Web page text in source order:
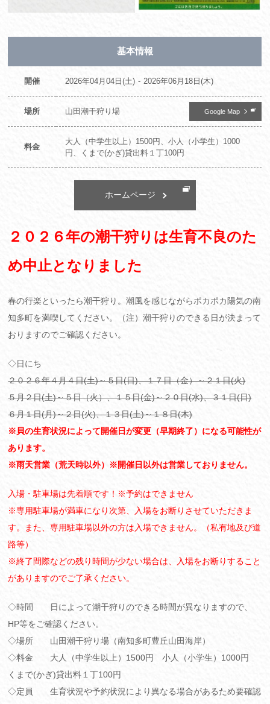
基本情報
開催 2026年04月04日(土) 2026年06月18日(木)
場所 山田潮干狩り場 Google Map
料金
大人（中学生以上）1500円、小人（小学生）1000
円、くまで(かぎ)貸出料１丁100円
ホームページ
２０２６年の潮干狩りは生育不良のた
め中止となりました
春の行楽といったら潮干狩り。潮風を感じながらポカポカ陽気の南
知多町を満喫してください。（注）潮干狩りのできる日が決まって
おりますのでご確認ください。
◇日にち
２０２６年４月４日(土)～５日(日)、１７日（金）～２１日(火)
５月２日(土)～５日（火）、１５日(金)～２０日(水)、３１日(日)
６月１日(月)～２日(火)、１３日(土)～１８日(木)
※貝の生育状況によって開催日が変更（早期終了）になる可能性が
あります。
※雨天営業（荒天時以外）※開催日以外は営業しておりません。
入場・駐車場は先着順です！※予約はできません
※専用駐車場が満車になり次第、入場をお断りさせていただきま
す。また、専用駐車場以外の方は入場できません。（私有地及び道
路等）
※終了間際などの残り時間が少ない場合は、入場をお断りすること
がありますのでご了承ください。
◇時間 日によって潮干狩りのできる時間が異なりますので、
HP等をご確認ください。
◇場所 山田潮干狩り場（南知多町豊丘山田海岸）
◇料金 大人（中学生以上）1500円 小人（小学生）1000円
くまで(かぎ)貸出料１丁100円
◇定員 生育状況や予約状況により異なる場合があるため要確認